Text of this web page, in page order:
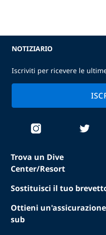
Trova un Dive
Center/Resort
Sostituisci il tuo
Ottieni un'assicurazione
sub
NOTIZIARIO
Iscriviti per ricevere le